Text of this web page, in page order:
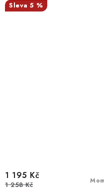
5 %
1 195 Kč
1 258 Kč